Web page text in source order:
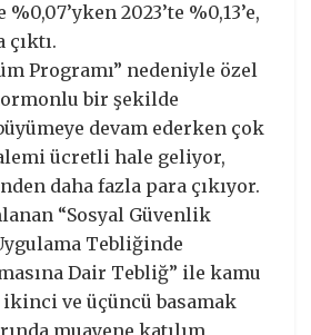
%0,07’yken 2023’te %0,13’e,
çıktı.
Programı” nedeniyle özel
bir şekilde
devam ederken çok
ücretli hale geliyor,
daha fazla para çıkıyor.
“Sosyal Güvenlik
Tebliğinde
Dair Tebliğ” ile kamu
ve üçüncü basamak